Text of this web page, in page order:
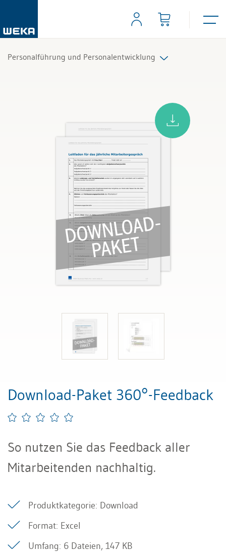
Personalführung und Personalentwicklung
Download-Paket 360°-Feedback
So nutzen Sie das Feedback aller
Mitarbeitenden nachhaltig.
Produktkategorie: Download
Format: Excel
Umfang: 6 Dateien, 147 KB